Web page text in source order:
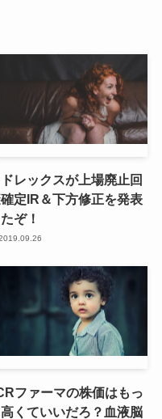
ドレックスが上場廃止回
定IR＆下方修正を発表
ぞ！
ファーマの株価はもっ
高くていいだろ？血液脳